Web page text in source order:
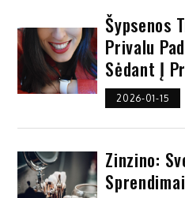
Šypsenos
Privalu
Sėdant Į
2026-01-15
Zinzino: